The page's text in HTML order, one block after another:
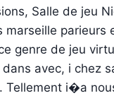
Salle de jeu
marseille
genre de jeu
avec, i chez
Tellement i�a